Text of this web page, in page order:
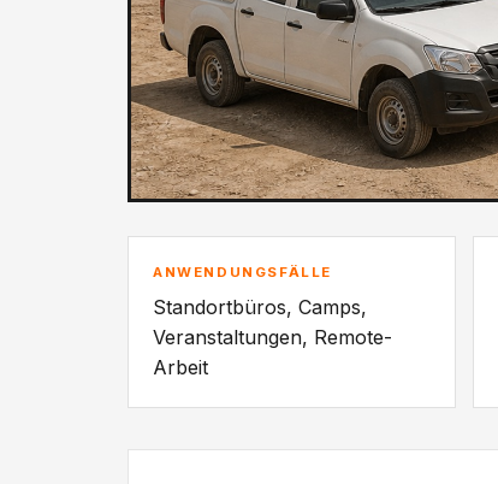
ANWENDUNGSFÄLLE
Standortbüros, Camps,
Veranstaltungen, Remote-
Arbeit